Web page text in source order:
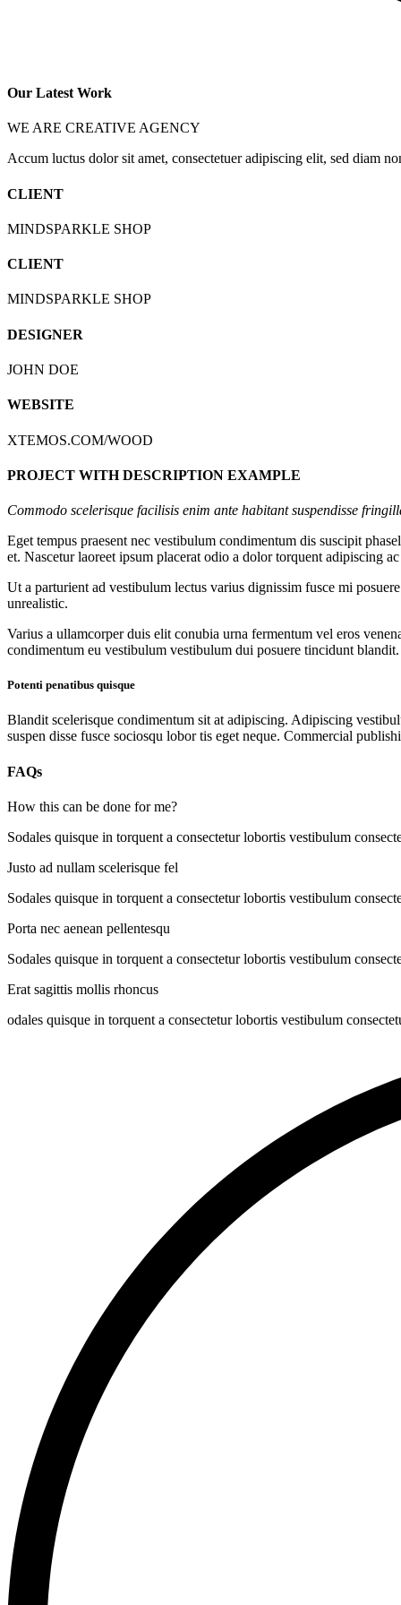
Our Latest Work
WE ARE CREATIVE AGENCY
Accum luctus dolor sit amet, consectetuer adipiscing elit, sed diam
CLIENT
MINDSPARKLE SHOP
CLIENT
MINDSPARKLE SHOP
DESIGNER
JOHN DOE
WEBSITE
XTEMOS.COM/WOOD
PROJECT WITH DESCRIPTION EXAMPLE
Commodo scelerisque facilisis enim ante habitant suspendisse
Eget tempus praesent nec vestibulum condimentum dis suscipit
et. Nascetur laoreet ipsum placerat odio a dolor torquent adipiscing
Ut a parturient ad vestibulum lectus varius dignissim fusce mi
unrealistic.
Varius a ullamcorper duis elit conubia urna fermentum vel eros
condimentum eu vestibulum vestibulum dui posuere tincidunt blandit.
Potenti penatibus quisque
Blandit scelerisque condimentum sit at adipiscing. Adipiscing
suspen disse fusce sociosqu lobor tis eget neque. Commercial
FAQs
How this can be done for me?
Sodales quisque in torquent a consectetur lobortis vestibulum
Justo ad nullam scelerisque fel
Sodales quisque in torquent a consectetur lobortis vestibulum
Porta nec aenean pellentesqu
Sodales quisque in torquent a consectetur lobortis vestibulum
Erat sagittis mollis rhoncus
odales quisque in torquent a consectetur lobortis vestibulum